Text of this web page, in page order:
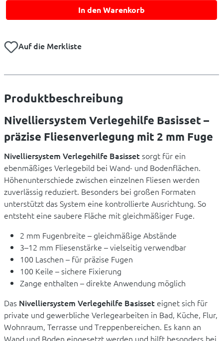
In den Warenkorb
Auf die Merkliste
Produktbeschreibung
Nivelliersystem Verlegehilfe Basisset –
präzise Fliesenverlegung mit 2 mm Fuge
Nivelliersystem Verlegehilfe Basissetsorgt für ein
ebenmäßiges Verlegebild bei Wand- und Bodenflächen.
Höhenunterschiede zwischen einzelnen Fliesen werden
zuverlässig reduziert. Besonders bei großen Formaten
unterstützt das System eine kontrollierte Ausrichtung. So
entsteht eine saubere Fläche mit gleichmäßiger Fuge.
2 mm Fugenbreite – gleichmäßige Abstände
3–12 mm Fliesenstärke – vielseitig verwendbar
100 Laschen – für präzise Fugen
100 Keile – sichere Fixierung
Zange enthalten – direkte Anwendung möglich
Das Nivelliersystem Verlegehilfe Basisset eignet sich für
private und gewerbliche Verlegearbeiten in Bad, Küche, Flur,
Wohnraum, Terrasse und Treppenbereichen. Es kann an
Wand und Boden eingesetzt werden und hilft besonders bei